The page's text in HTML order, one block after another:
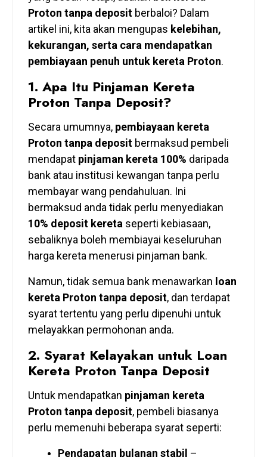
Proton tanpa depositberbaloi? Dalam
artikel ini, kita akan mengupas kelebihan,
kekurangan, serta cara mendapatkan
pembiayaan penuh untuk kereta Proton.
1. Apa Itu Pinjaman Kereta
Proton Tanpa Deposit?
Secara umumnya, pembiayaan kereta
Proton tanpa depositbermaksud pembeli
mendapat pinjaman kereta 100% daripada
bank atau institusi kewangan tanpa perlu
membayar wang pendahuluan. Ini
bermaksud anda tidak perlu menyediakan
10% deposit kereta seperti kebiasaan,
sebaliknya boleh membiayai keseluruhan
harga kereta menerusi pinjaman bank.
Namun, tidak semua bank menawarkan loan
kereta Proton tanpa deposit, dan terdapat
syarat tertentu yang perlu dipenuhi untuk
melayakkan permohonan anda.
2. Syarat Kelayakan untuk Loan
Kereta Proton Tanpa Deposit
Untuk mendapatkan pinjaman kereta
Proton tanpa deposit, pembeli biasanya
perlu memenuhi beberapa syarat seperti:
Pendapatan bulanan stabil –